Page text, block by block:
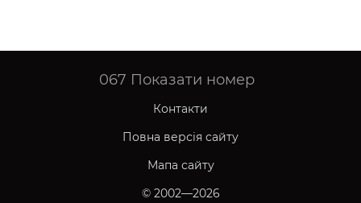
067 Показати номер
Контакти
Повна версія сайту
Мапа сайту
© 2002—2026